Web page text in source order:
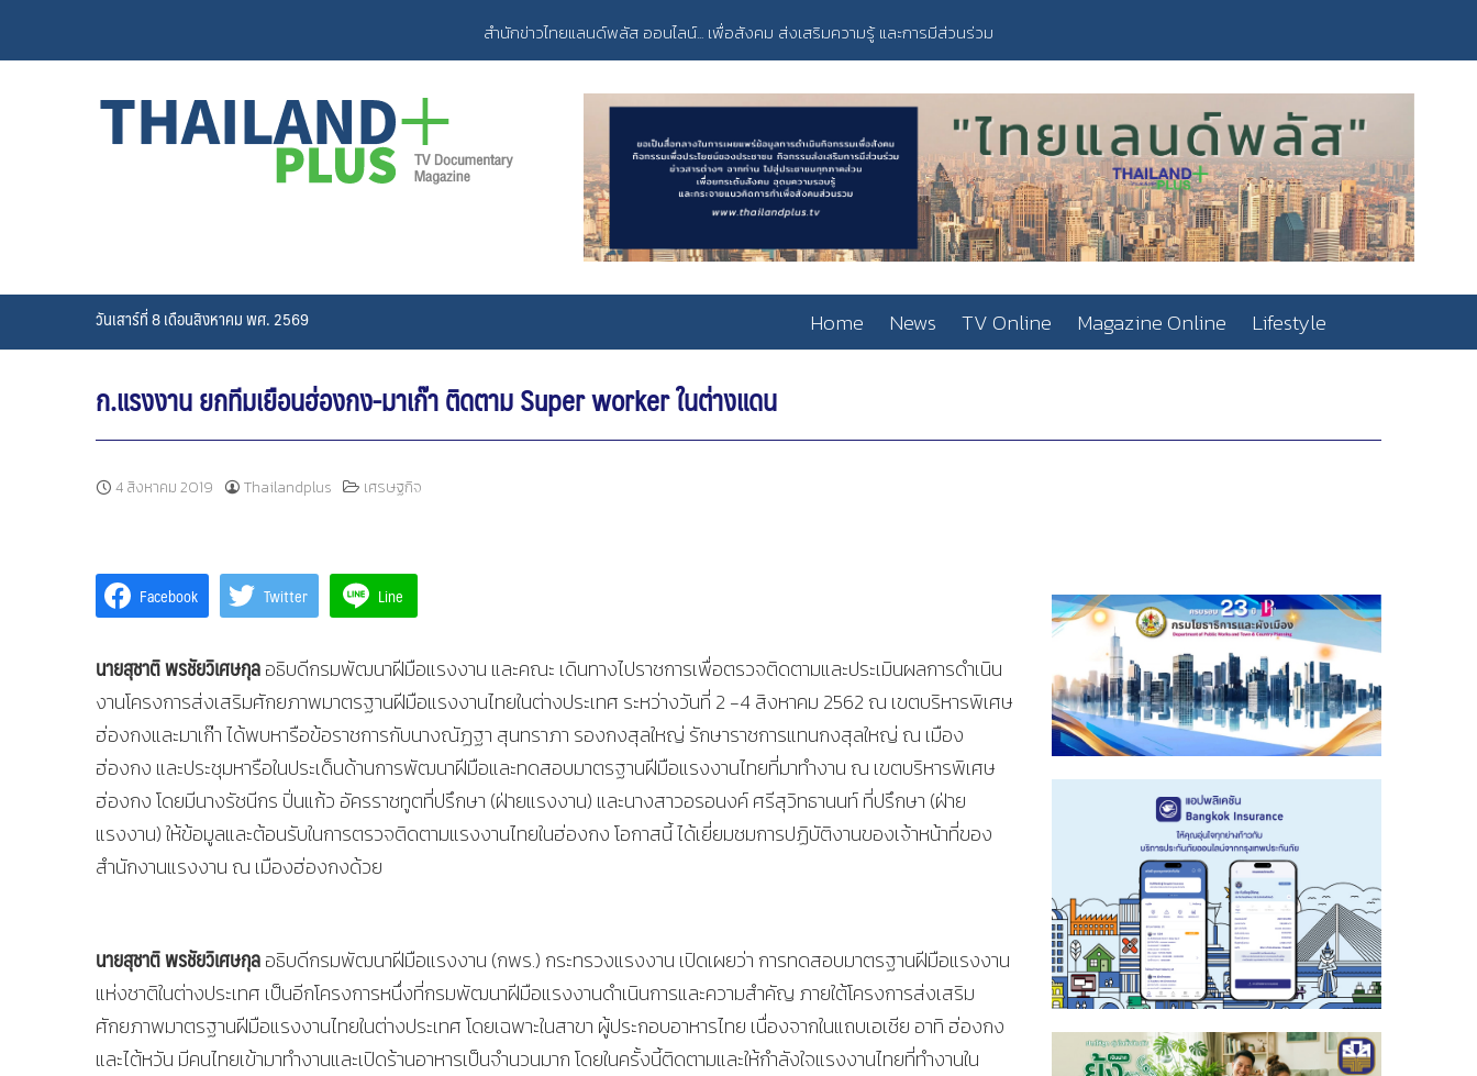
content
สำนักข่าวไทยแลนด์พลัส ออนไลน์... เพื่อสังคม ส่งเสริมความรู้ และการมีส่วนร่วม
วันเสาร์ที่ 8 เดือนสิงหาคม พศ. 2569 Home News TV Online Magazine Online Lifestyle
ก.แรงงาน ยกทีมเยือนฮ่องกง-มาเก๊า ติดตาม Super worker ในต่างแดน
4 สิงหาคม 2019 Thailandplus เศรษฐกิจ
Facebook Twitter Line
นายสุชาติ พรชัยวิเศษกุลอธิบดีกรมพัฒนาฝีมือแรงงาน และคณะ เดินทางไปราชการเพื่อตรวจติดตามและประเมินผลการดำเนิน
งานโครงการส่งเสริมศักยภาพมาตรฐานฝีมือแรงงานไทยในต่างประเทศ ระหว่างวันที่ 2 -4 สิงหาคม 2562 ณ เขตบริหารพิเศษ
ฮ่องกงและมาเก๊า ได้พบหารือข้อราชการกับนางณัฏฐา สุนทราภา รองกงสุลใหญ่ รักษาราชการแทนกงสุลใหญ่ ณ เมือง
ฮ่องกง และประชุมหารือในประเด็นด้านการพัฒนาฝีมือและทดสอบมาตรฐานฝีมือแรงงานไทยที่มาทำงาน ณ เขตบริหารพิเศษ
ฮ่องกง โดยมีนางรัชนีกร ปิ่นแก้ว อัครราชทูตที่ปรึกษา (ฝ่ายแรงงาน) และนางสาวอรอนงค์ ศรีสุวิทธานนท์ ที่ปรึกษา (ฝ่าย
แรงงาน) ให้ข้อมูลและต้อนรับในการตรวจติดตามแรงงานไทยในฮ่องกง โอกาสนี้ ได้เยี่ยมชมการปฏิบัติงานของเจ้าหน้าที่ของ
สำนักงานแรงงาน ณ เมืองฮ่องกงด้วย
นายสุชาติ พรชัยวิเศษกุลอธิบดีกรมพัฒนาฝีมือแรงงาน (กพร.) กระทรวงแรงงาน เปิดเผยว่า การทดสอบมาตรฐานฝีมือแรงงาน
แห่งชาติในต่างประเทศ เป็นอีกโครงการหนึ่งที่กรมพัฒนาฝีมือแรงงานดำเนินการและความสำคัญ ภายใต้โครงการส่งเสริม
ศักยภาพมาตรฐานฝีมือแรงงานไทยในต่างประเทศ โดยเฉพาะในสาขา ผู้ประกอบอาหารไทย เนื่องจากในแถบเอเชีย อาทิ ฮ่องกง
และไต้หวัน มีคนไทยเข้ามาทำงานและเปิดร้านอาหารเป็นจำนวนมาก โดยในครั้งนี้ติดตามและให้กำลังใจแรงงานไทยที่ทำงานใน